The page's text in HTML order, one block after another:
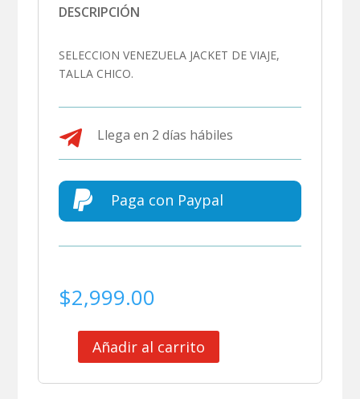
DESCRIPCIÓN
SELECCION VENEZUELA JACKET DE VIAJE,
TALLA CHICO.
 Llega en 2 días hábiles
 Paga con Paypal
$2,999.00
SELECCIONAñadir al carrito